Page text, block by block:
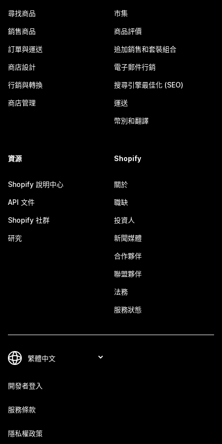
尋找商品
銷售商品
訂單與運送
商店設計
行銷與轉換
商店管理
市集
商品評價
追加銷售和套裝組合
電子郵件行銷
搜尋引擎最佳化 (SEO)
運送
幣別和翻譯
資源
Shopify 說明中心
API 文件
Shopify 社群
研究
Shopify
關於
職缺
投資人
新聞媒體
合作夥伴
聯盟夥伴
法務
服務狀態
開發者登入
服務條款
隱私權政策